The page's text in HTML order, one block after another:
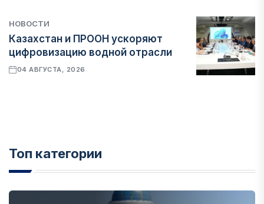
НОВОСТИ
Казахстан и ПРООН ускоряют
цифровизацию водной отрасли
04 АВГУСТА, 2026
Топ категории